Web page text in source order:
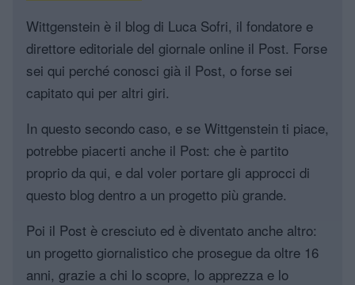
Wittgenstein è il blog di Luca Sofri, il fondatore e
direttore editoriale del giornale online il Post. Forse
sei qui perché conosci già il Post, o forse sei
capitato qui per altri giri.
In questo secondo caso, e se Wittgenstein ti piace,
potrebbe piacerti anche il Post: che è partito
proprio da qui, e dal voler portare gli approcci di
questo blog dentro a un progetto più grande.
Poi il Post è cresciuto ed è diventato anche altro:
un progetto giornalistico che prosegue da oltre 16
anni, grazie a chi lo scopre, lo apprezza e lo